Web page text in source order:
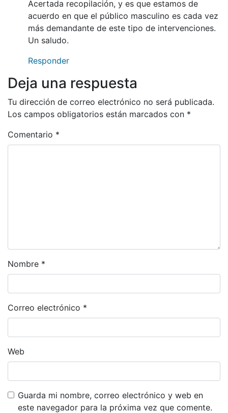
Acertada recopilación, y es que estamos de
acuerdo en que el público masculino es cada vez
más demandante de este tipo de intervenciones.
Un saludo.
Responder
Deja una respuesta
Tu dirección de correo electrónico no será publicada.
Los campos obligatorios están marcados con *
Comentario *
Nombre *
Correo electrónico *
Web
Guarda mi nombre, correo electrónico y web en
este navegador para la próxima vez que comente.